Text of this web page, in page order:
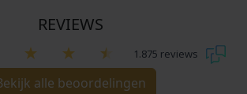
REVIEWS
1.875 reviews
alle beoordelingen